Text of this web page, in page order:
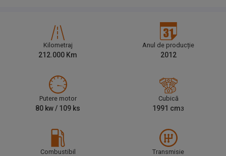
Kilometraj
212.000 Km
Anul de producție
2012
Putere motor
80 kw / 109 ks
Cubică
1991 cm3
Combustibil Transmisie